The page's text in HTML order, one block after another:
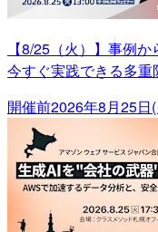
【8/25（火）】事例
今すぐ実践できる多重
開催前2026年8月25日